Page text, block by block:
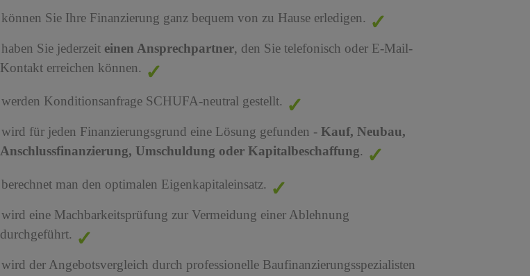
können Sie Ihre Finanzierung ganz bequem von zu Hause erledigen.
haben Sie jederzeit einen Ansprechpartner, den Sie telefonisch oder E-Mail-
Kontakt erreichen können.
werden Konditionsanfrage SCHUFA-neutral gestellt.
wird für jeden Finanzierungsgrund eine Lösung gefunden - Kauf, Neubau,
Anschlussfinanzierung, Umschuldung oder Kapitalbeschaffung.
berechnet man den optimalen Eigenkapitaleinsatz.
wird eine Machbarkeitsprüfung zur Vermeidung einer Ablehnung
durchgeführt.
wird der Angebotsvergleich durch professionelle Baufinanzierungsspezialisten